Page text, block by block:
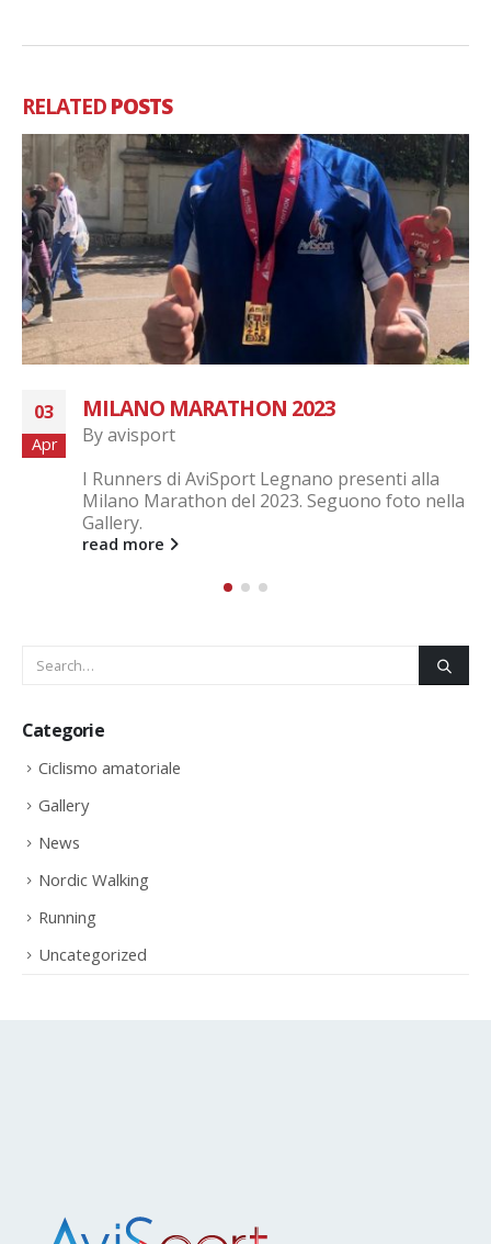
RELATEDPOSTS
06
Ott
ATTIVITA’ OTTOBRE 2022
Byavisport
Attività ed eventi Ottobre 2022
read more
Ciclismo amatoriale
Gallery
News
Nordic Walking
Running
Uncategorized